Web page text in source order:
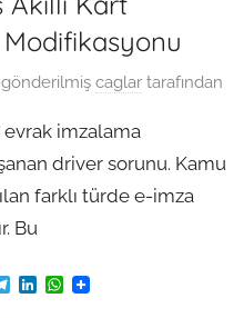
caglar tarafından
imzalama
driver sorunu. Kamu
farklı türde e-imza
Bu
T
L
W